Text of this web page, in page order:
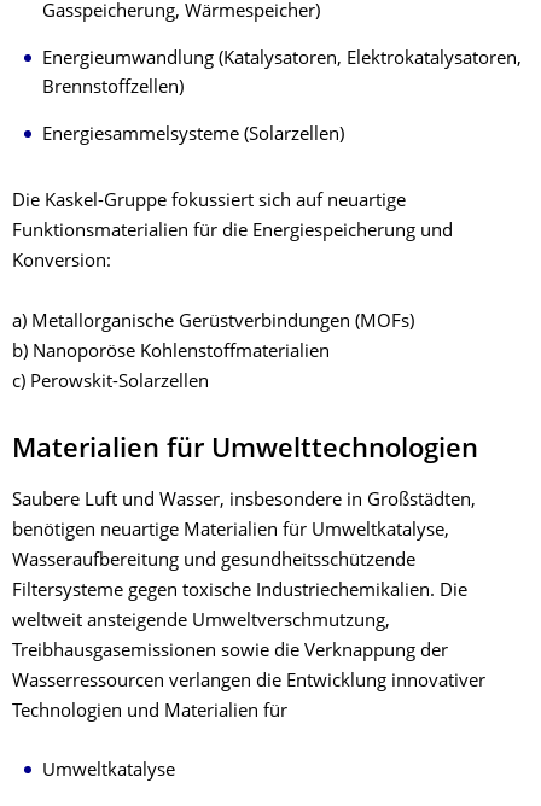
Gasspeicherung, Wärmespeicher)
Energieumwandlung (Katalysatoren, Elektrokatalysatoren,
Brennstoffzellen)
Energiesammelsysteme (Solarzellen)
Die Kaskel-Gruppe fokussiert sich auf neuartige
Funktionsmaterialien für die Energiespeicherung und
Konversion:
a) Metallorganische Gerüstverbindungen (MOFs)
b) Nanoporöse Kohlenstoffmaterialien
c) Perowskit-Solarzellen
Materialien für Umwelttechnologien
Saubere Luft und Wasser, insbesondere in Großstädten,
benötigen neuartige Materialien für Umweltkatalyse,
Wasseraufbereitung und gesundheitsschützende
Filtersysteme gegen toxische Industriechemikalien. Die
weltweit ansteigende Umweltverschmutzung,
Treibhausgasemissionen sowie die Verknappung der
Wasserressourcen verlangen die Entwicklung innovativer
Technologien und Materialien für
Umweltkatalyse